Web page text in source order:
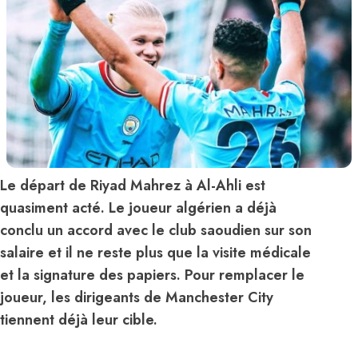
Le départ de Riyad Mahrez à Al-Ahli est
quasiment acté. Le joueur algérien a déjà
conclu un accord avec le club saoudien sur son
salaire et il ne reste plus que la visite médicale
et la signature des papiers. Pour remplacer le
joueur, les dirigeants de Manchester City
tiennent déjà leur cible.